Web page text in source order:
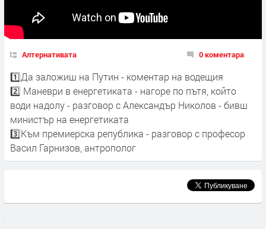
Алтернативата 0 коментара
1️⃣Да заложиш на Путин - коментар на водещия
2️⃣ Маневри в енергетиката - нагоре по пътя, който
води надолу - разговор с Александър Николов - бивш
министър на енергетиката
3️⃣Към премиерска република - разговор с професор
Васил Гарнизов, антрополог